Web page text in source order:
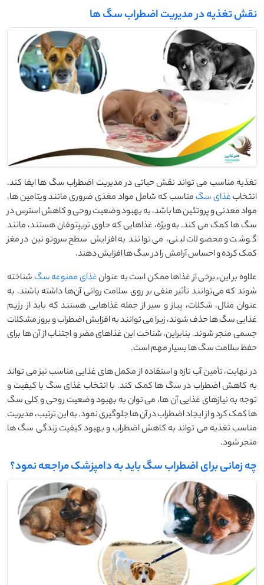
نقش تغذیه در مدیریت اضطراب سگ ها
تغذیه مناسب می ‌تواند نقش حیاتی در مدیریت اضطراب سگ‌ ها ایفا کند.
انتخابغذای سگمناسب که شامل مواد مغذی ضروری مانند ویتامین ‌ها،
مواد معدنی و پروتئین‌ ها باشد، به بهبود وضعیت روحی و کاهش استرس در
سگ ‌ها کمک می‌ کند. به ‌ویژه، غذاهایی که حاوی تریپتوفان هستند، مانند
گوشت و محصولات لبنی، می ‌توانند به افزایش سطح سروتونین در مغز
کمک کرده و احساس آرامش را در سگ‌ ها افزایش دهند.
علاوه بر این، برخی از غذاها ممکن است به عنوانغذای ممنوعه سگشناخته
شوند که می‌توانند تأثیر منفی بر روی سلامت روانی آن‌ها داشته باشند. به
عنوان مثال، شکلات، پیاز و سیر از جمله غذاهایی هستند که باید از رژیم
غذایی سگ ‌ها حذف شوند، زیرا می ‌توانند به افزایش اضطراب و بروز مشکلات
جسمی منجر شوند. بنابراین، شناخت این غذاهای مضر و اجتناب از آن ‌ها برای
حفظ سلامت سگ ‌ها بسیار مهم است.
در نهایت، تأمین آب تازه و استفاده از مکمل ‌های غذایی مناسب نیز می ‌تواند
به کاهش اضطراب در سگ ‌ها کمک کند. با انتخاب غذای سگ با کیفیت و
توجه به نیازهای غذایی آن ‌ها، می ‌توان به بهبود وضعیت روحی و کلی سگ
‌ها کمک کرد و از ایجاد اضطراب در آن ‌ها جلوگیری نمود. به این ترتیب، مدیریت
مناسب تغذیه می ‌تواند به کاهش اضطراب و بهبود کیفیت زندگی سگ ‌ها
منجر شود.
چه زمانی برای اضطراب سگ باید به دامپزشک مراجعه نمود؟